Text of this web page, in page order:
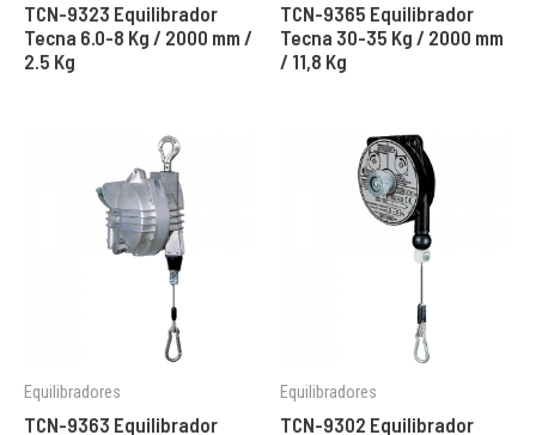
TCN-9323 Equilibrador
Tecna 6.0-8 Kg / 2000 mm /
2.5 Kg
TCN-9365 Equilibrador
Tecna 30-35 Kg / 2000 mm
/ 11,8 Kg
Equilibradores
TCN-9363 Equilibrador
Equilibradores
TCN-9302 Equilibrador